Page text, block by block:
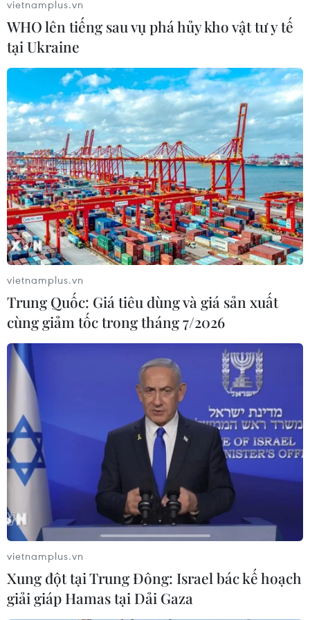
#Cảng quốc tế cần giờ #vimc
#hàng hải
#vận tải biển
#cảng biển
Theo dõi VietnamPlus
DỰ BÁO TRIỂN VỌNG NĂM 2025
Quảng Ninh: Công nghiệp, thương mại đóng
góp tích cực cho tăng trưởng kinh tế
Tăng trưởng tích cực từ thị trường trong nước:
Lực đẩy mới cho ngành thép
ADB nâng dự báo tăng trưởng kinh tế Việt Nam
năm nay lên 6,7%
Dệt may Việt Nam: Vượt thách thức, nắm bắt
cơ hội để duy trì đà tăng trưởng
vietnamplus.vn
WHO lên tiếng sau vụ phá hủy kho vật tư y tế
tại Ukraine
vietnamplus.vn
Trung Quốc: Giá tiêu dùng và giá sản xuất
cùng giảm tốc trong tháng 7/2026
vietnamplus.vn
Xung đột tại Trung Đông: Israel bác kế hoạch
giải giáp Hamas tại Dải Gaza